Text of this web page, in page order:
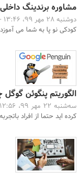
مشاوره برندینگ
دوشنبه 28 مهر 99، 13:46 -
کودکی نو پا به شما می
الگوریتم پنگوئن
سه‌شنبه 22 مهر 99، 12:56 -
کرده اید حتما از افراد